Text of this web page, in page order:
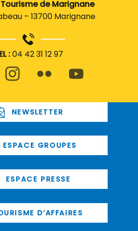
de Marignane
– 13700 Marignane
:04 42 31 12 97
NEWSLETTER
ESPACE GROUPES
ESPACE PRESSE
D’AFFAIRES